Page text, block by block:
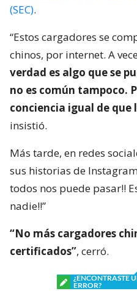
(SEC).
“Estos cargadores se
chinos, por internet. A
verdad es algo que se
no es común tampoco.
conciencia igual de que
insistió.
Más tarde, en redes
sus historias de
todos nos puede pasar!!
nadie!!”
“No más cargadores
certificados”, cerró.
¿ENCONTRASTE
ERROR?